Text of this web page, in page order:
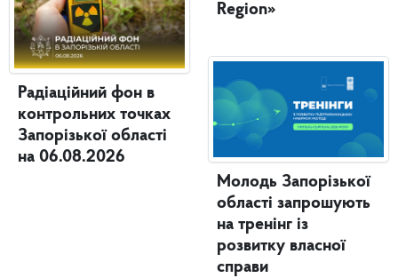
Радіаційний фон в
контрольних точках
Запорізької області
на 06.08.2026
Region»
Молодь Запорізької
області запрошують
на тренінг із
розвитку власної
справи